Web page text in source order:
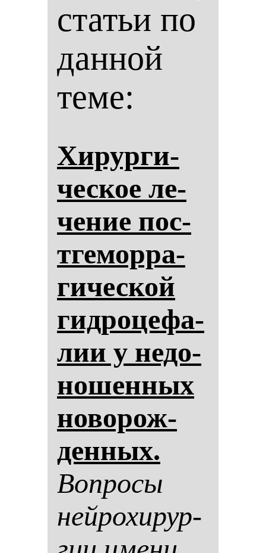
статьи по
данной
теме:
Хи­рур­ги­
чес­кое ле­
че­ние пос­
тге­мор­ра­
ги­чес­кой
гид­ро­це­фа­
лии у не­до­
но­шен­ных
но­во­рож­
ден­ных.
Воп­ро­сы
ней­ро­хи­рур­